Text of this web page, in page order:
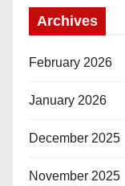
Archives
February 2026
January 2026
December 2025
November 2025